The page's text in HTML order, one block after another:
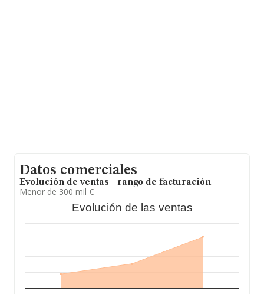
Datos comerciales
Evolución de ventas - rango de facturación
Menor de 300 mil €
Evolución de las ventas